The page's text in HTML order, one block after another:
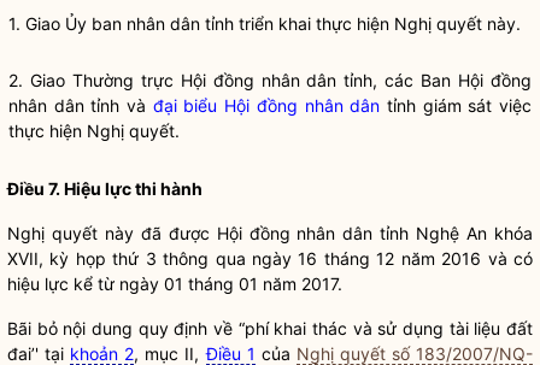
1. Giao Ủy ban nhân dân tỉnh triển khai thực hiện Nghị quyết này.
2. Giao Thường trực Hội đồng nhân dân tỉnh, các Ban Hội đồng
nhân dân tỉnh và đại biểu Hội đồng nhân dân tỉnh giám sát việc
thực hiện Nghị quyết.
Điều 7. Hiệu lực thi hành
Nghị quyếtnày đã được Hội đồng nhân dân tỉnh Nghệ An khóa
XVII, kỳ họp thứ 3 thông qua ngày 16 tháng 12 năm 2016 và có
hiệu lực kể từ ngày 01 tháng 01 năm 2017.
Bãi bỏ nội dung quy định về “phí khai thác và sử dụng tài liệu đất
đai’' tại khoản 2, mục II,Điều 1 của Nghị quyết số 183/2007/NQ-